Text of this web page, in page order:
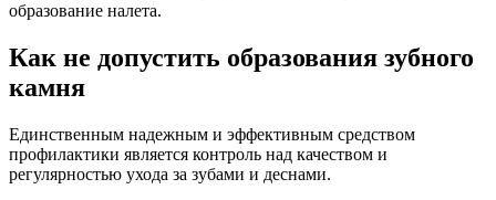
образование налета.
Как не допустить образования зубного
камня
Единственным надежным и эффективным средством
профилактики является контроль над качеством и
регулярностью ухода за зубами и деснами.